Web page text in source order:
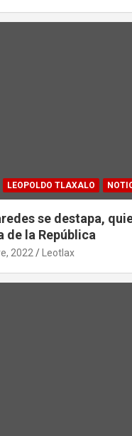
LEOPOLDO TLAXALO
se destapa,
de la República
2022 Leotlax